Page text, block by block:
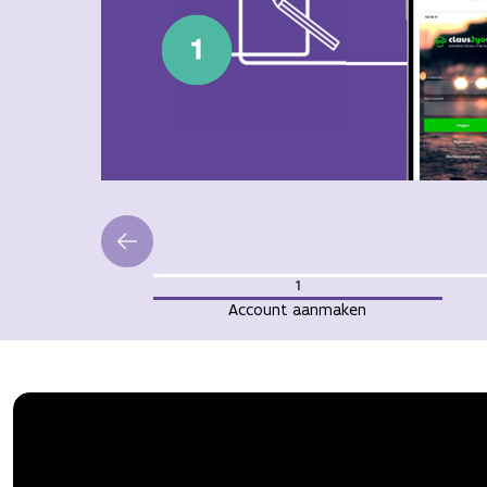
1
Account aanmaken